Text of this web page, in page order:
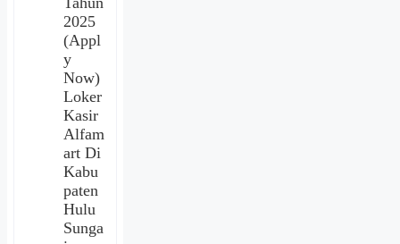
2025
(Appl
y
Now)
Loker
Kasir
Alfam
art Di
Kabu
paten
Hulu
Sunga